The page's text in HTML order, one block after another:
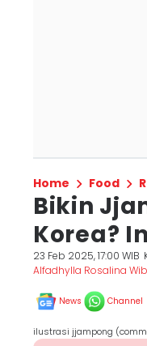
Home Food
Bikin
Korea?
23 Feb 2025, 17:00 WIB
Alfadhylla Rosalina
News Channel
ilustrasi jjampong